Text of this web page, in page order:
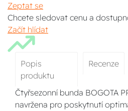
Zeptat se
Chcete sledovat cenu a
Začít hlídat
Popis
produktu
Recenze
Čtyřsezonní bunda BOGOTA
navržena pro poskytnutí